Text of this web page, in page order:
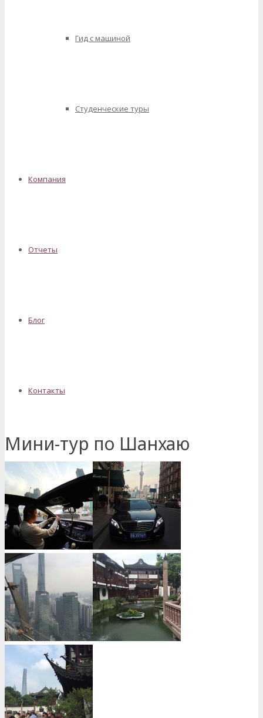
Гид с машиной
Студенческие туры
Компания
Отчеты
Блог
Контакты
Мини-тур по Шанхаю